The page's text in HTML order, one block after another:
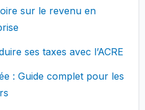
sur le revenu en
ses taxes avec l’ACRE
: Guide complet pour les